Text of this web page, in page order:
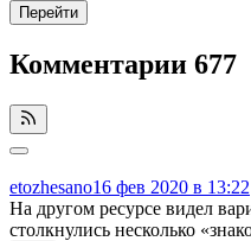
Перейти
Комментарии 677
etozhesano16 фев 2020 в 13:22
На другом ресурсе видел
столкнулись несколько